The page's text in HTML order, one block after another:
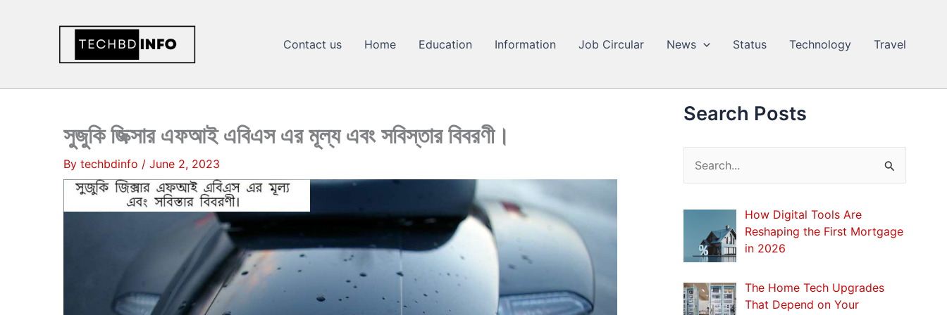
Contact us Home Education Information Job Circular News Status Technology Travel
সুজুকি জিক্সার এফআই এবিএস এর মূল্য এবং সবিস্তার বিবরণী।
By techbdinfo / June 2, 2023
Search Posts
e
f
How Digital Tools Are
Reshaping the First Mortgage
in 2026
The Home Tech Upgrades
That Depend on Your